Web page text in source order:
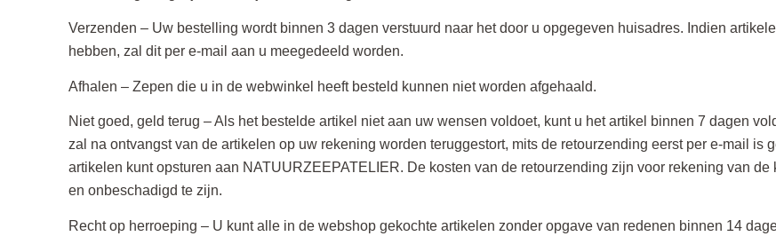
Verzenden – Uw bestelling wordt binnen 3 dagen verstuurd naar het door u opgegeven huisadres. Indien
hebben, zal dit per e-mail aan u meegedeeld worden.
Afhalen – Zepen die u in de webwinkel heeft besteld kunnen niet worden afgehaald.
Niet goed, geld terug – Als het bestelde artikel niet aan uw wensen voldoet, kunt u het artikel binnen 7 dagen
zal na ontvangst van de artikelen op uw rekening worden teruggestort, mits de retourzending eerst per e-mail is
artikelen kunt opsturen aan NATUURZEEPATELIER. De kosten van de retourzending zijn voor rekening van
en onbeschadigd te zijn.
Recht op herroeping – U kunt alle in de webshop gekochte artikelen zonder opgave van redenen binnen 14